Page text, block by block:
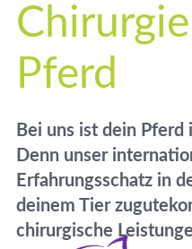
Pferd
Bei uns ist dein Pferd
Denn unser
Erfahrungsschatz in
deinem Tier
chirurgische